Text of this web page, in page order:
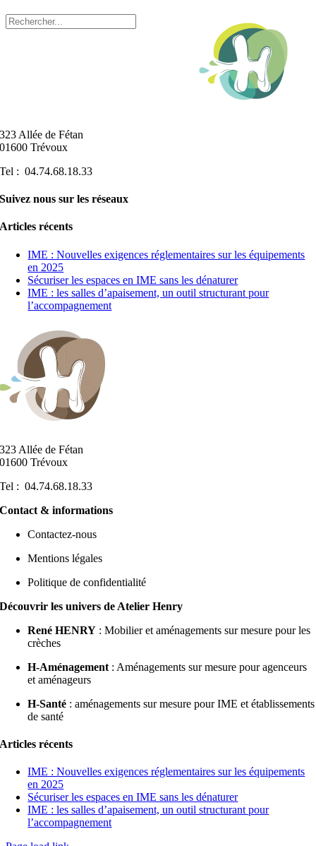
323 Allée de Fétan
01600 Trévoux
Tel : 04.74.68.18.33
Suivez nous sur les réseaux
Articles récents
IME : Nouvelles exigences réglementaires sur les équipements
en 2025
Sécuriser les espaces en IME sans les dénaturer
IME : les salles d’apaisement, un outil structurant pour
l’accompagnement
323 Allée de Fétan
01600 Trévoux
Tel : 04.74.68.18.33
Contact & informations
Contactez-nous
Mentions légales
Politique de confidentialité
Découvrir les univers de Atelier Henry
René HENRY : Mobilier et aménagements sur mesure pour les
crèches
H-Aménagement : Aménagements sur mesure pour agenceurs
et aménageurs
H-Santé : aménagements sur mesure pour IME et établissements
de santé
Articles récents
IME : Nouvelles exigences réglementaires sur les équipements
en 2025
Sécuriser les espaces en IME sans les dénaturer
IME : les salles d’apaisement, un outil structurant pour
l’accompagnement